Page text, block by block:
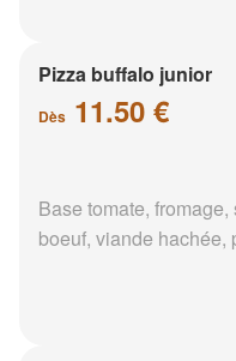
Pizza buffalo junior
Dès 11.50 €
Base tomate,
boeuf, viande hachée,